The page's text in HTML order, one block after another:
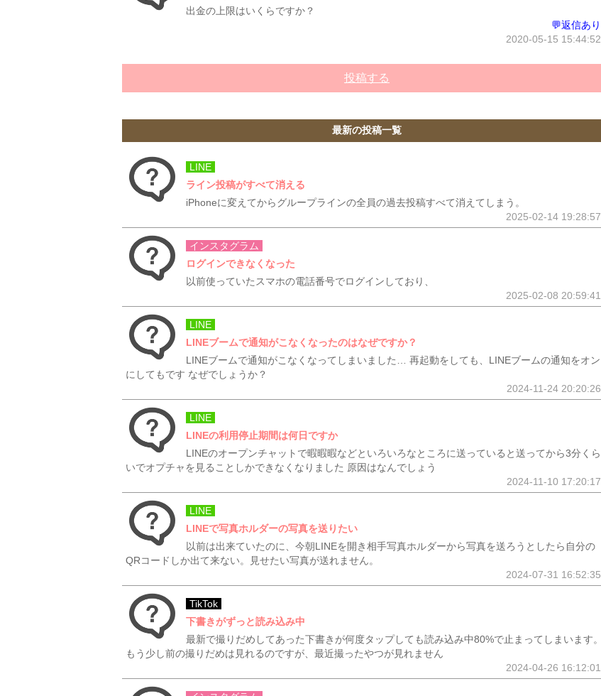
出金の上限はいくらですか？
💬返信あり
2020-05-15 15:44:52
投稿する
最新の投稿一覧
LINE
ライン投稿がすべて消える
iPhoneに変えてからグループラインの全員の過去投稿すべて消えてしまう。
2025-02-14 19:28:57
インスタグラム
ログインできなくなった
以前使っていたスマホの電話番号でログインしており、
2025-02-08 20:59:41
LINE
LINEブームで通知がこなくなったのはなぜですか？
LINEブームで通知がこなくなってしまいました… 再起動をしても、LINEブームの通知をオン
にしてもです なぜでしょうか？
2024-11-24 20:20:26
LINE
LINEの利用停止期間は何日ですか
LINEのオープンチャットで暇暇暇などといろいろなところに送っていると送ってから3分くら
いでオプチャを見ることしかできなくなりました 原因はなんでしょう
2024-11-10 17:20:17
LINE
LINEで写真ホルダーの写真を送りたい
以前は出来ていたのに、今朝LINEを開き相手写真ホルダーから写真を送ろうとしたら自分の
QRコードしか出て来ない。見せたい写真が送れません。
2024-07-31 16:52:35
TikTok
下書きがずっと読み込み中
最新で撮りだめしてあった下書きが何度タップしても読み込み中80%で止まってしまいます。
もう少し前の撮りだめは見れるのですが、最近撮ったやつが見れません
2024-04-26 16:12:01